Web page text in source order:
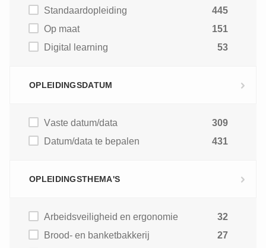
Standaardopleiding
445
Op maat
151
Digital learning
53
OPLEIDINGSDATUM
Vaste datum/data
309
Datum/data te bepalen
431
OPLEIDINGSTHEMA'S
Arbeidsveiligheid en ergonomie
32
Brood- en banketbakkerij
27